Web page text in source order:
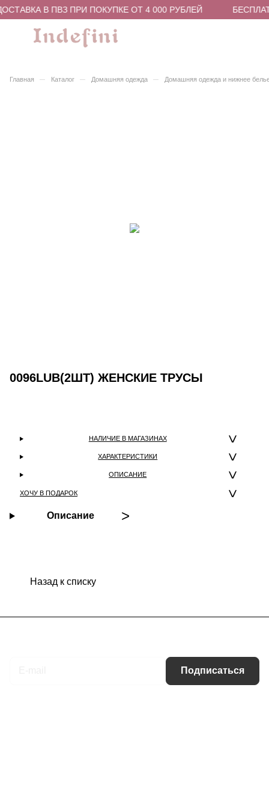
В ПВЗ ПРИ ПОКУПКЕ ОТ 4 000 РУБЛЕЙ
Главная – Каталог – Домашняя одежда – Домашняя одежда и нижнее
0096LUB(2ШТ) ЖЕНСКИЕ ТРУСЫ
НАЛИЧИЕ В МАГАЗИНАХ
ХАРАКТЕРИСТИКИ
ОПИСАНИЕ
ХОЧУ В ПОДАРОК
Описание
Назад к списку
Подписаться